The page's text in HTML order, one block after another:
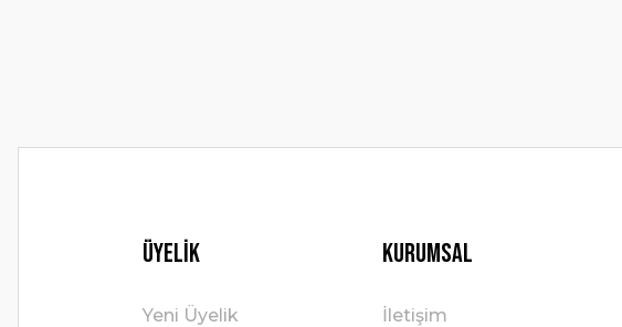
Üyelik
Yeni Üyelik
Kurumsal
İletişim